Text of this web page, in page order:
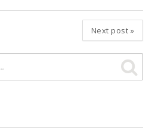
Next post »